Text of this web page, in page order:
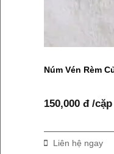
Núm Vén Rèm
150,000 đ /cặp
Liên hệ ngay